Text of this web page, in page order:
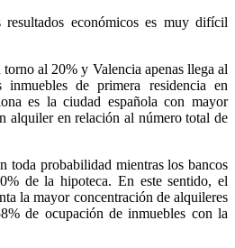
económicos es muy difícil
al 20% y Valencia apenas llega al
de primera residencia en
es la ciudad española con mayor
alquiler en relación al número total de
toda probabilidad mientras los bancos
de la hipoteca. En este sentido, el
la mayor concentración de alquileres
de ocupación de inmuebles con la